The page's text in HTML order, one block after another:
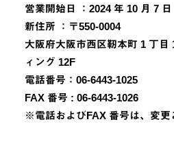
営業開始日 ：2024 年 10 月 7 日
新住所 ：〒550-0004
大阪府大阪市西区靭本町 1 丁目
ィング 12F
電話番号：06-6443-1025
FAX 番号 : 06-6443-1026
※電話およびFAX 番号は、変更